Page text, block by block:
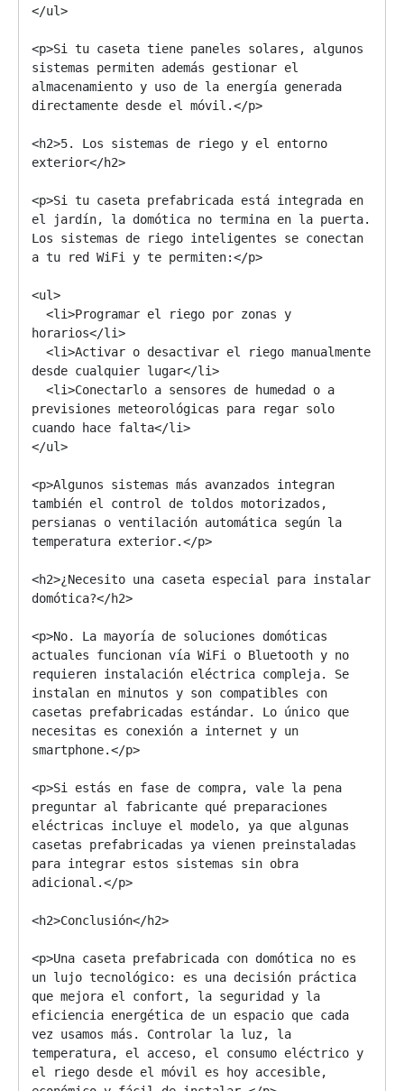
</ul>
<p>Si tu caseta tiene paneles solares, algunos
sistemas permiten además gestionar el
almacenamiento y uso de la energía generada
directamente desde el móvil.</p>
<h2>5. Los sistemas de riego y el entorno
exterior</h2>
<p>Si tu caseta prefabricada está integrada en
el jardín, la domótica no termina en la puerta.
Los sistemas de riego inteligentes se conectan
a tu red WiFi y te permiten:</p>
<ul>
horarios</li>
desde cualquier lugar</li>
previsiones meteorológicas para regar solo
cuando hace falta</li>
</ul>
<p>Algunos sistemas más avanzados integran
también el control de toldos motorizados,
persianas o ventilación automática según la
temperatura exterior.</p>
<h2>¿Necesito una caseta especial para instalar
domótica?</h2>
<p>No. La mayoría de soluciones domóticas
actuales funcionan vía WiFi o Bluetooth y no
requieren instalación eléctrica compleja. Se
instalan en minutos y son compatibles con
casetas prefabricadas estándar. Lo único que
necesitas es conexión a internet y un
smartphone.</p>
<p>Si estás en fase de compra, vale la pena
preguntar al fabricante qué preparaciones
eléctricas incluye el modelo, ya que algunas
casetas prefabricadas ya vienen preinstaladas
para integrar estos sistemas sin obra
adicional.</p>
<h2>Conclusión</h2>
<p>Una caseta prefabricada con domótica no es
un lujo tecnológico: es una decisión práctica
que mejora el confort, la seguridad y la
eficiencia energética de un espacio que cada
vez usamos más. Controlar la luz, la
temperatura, el acceso, el consumo eléctrico y
el riego desde el móvil es hoy accesible,